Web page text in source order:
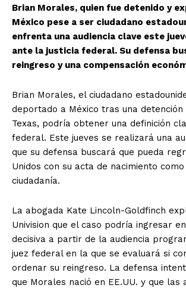
Brian Morales, quien fue detenido y
México pese a ser ciudadano
enfrenta una audiencia clave este
ante la justicia federal. Su defensa
reingreso y una compensación
Brian Morales, el ciudadano
deportado a México tras una
Texas, podría obtener una definición
federal. Este jueves se realizará una
que su defensa buscará que pueda
Unidos con su acta de nacimiento
ciudadanía.
La abogada Kate Lincoln-Goldfinch
Univision que el caso podría ingresar
decisiva a partir de la audiencia
juez federal en la que se evaluará si
ordenar su reingreso. La defensa
que Morales nació en EE.UU. y que las